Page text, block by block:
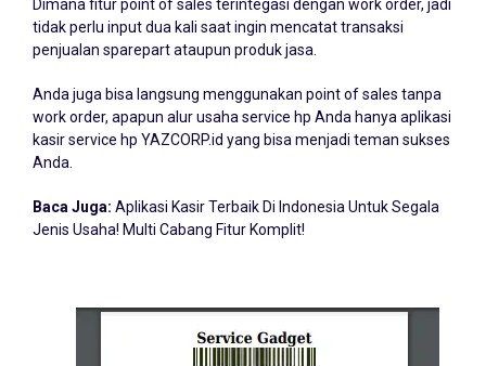
tidak perlu input dua kali saat ingin mencatat transaksi
penjualan sparepart ataupun produk jasa.
work order, apapun alur usaha service hp Anda hanya aplikasi
kasir service hp YAZCORP.id yang bisa menjadi teman sukses
Anda.
Jenis Usaha! Multi Cabang Fitur Komplit!